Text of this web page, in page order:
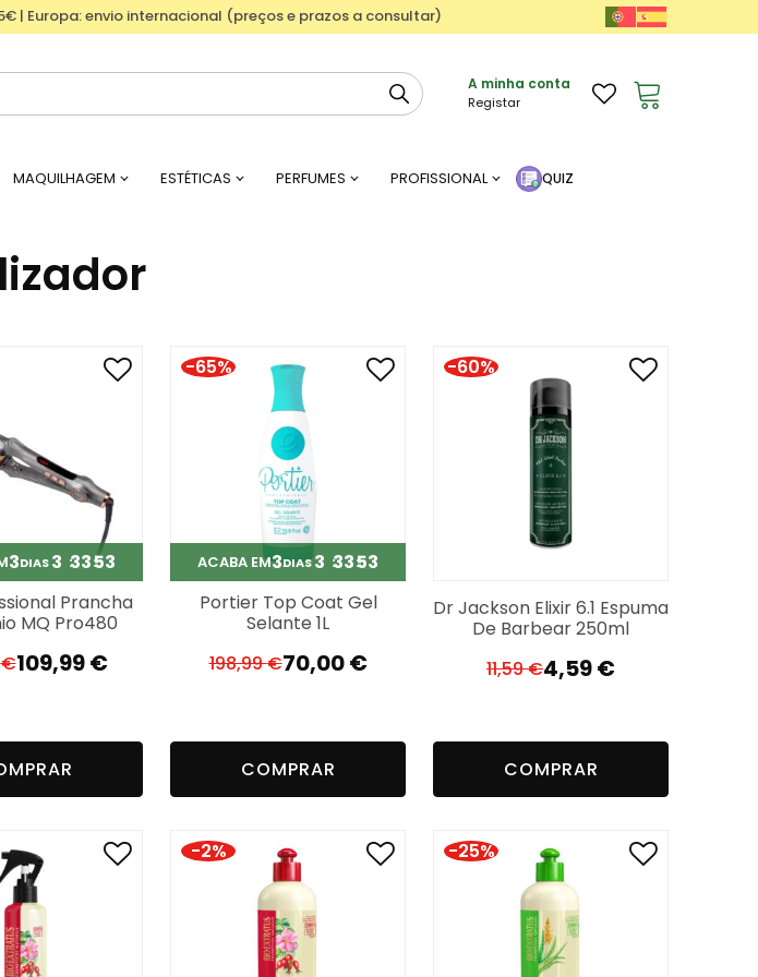
| Europa: envio internacional (preços e prazos a consultar)
A minha conta
Registar
MAQUILHAGEM ESTÉTICAS PERFUMES PROFISSIONAL QUIZ
3DIAS 3 3352
Prancha
MQ Pro480
€ O
179,99 €.
109,99€
O
109,99 €.
-65%
ACABA EM3DIAS 3 3351
Portier Top Coat Gel
Selante 1L
198,99€O
198,99 €.
70,00€
O
70,00 €.
COMPRAR
-60%
Dr Jackson Elixir 6.1 Espuma
De Barbear 250ml
11,59€ O
era:
4,59€
O
é:
COMPRAR
-2% -25%